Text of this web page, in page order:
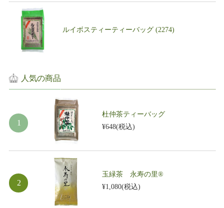
ルイボスティーティーバッグ (2274)
人気の商品
杜仲茶ティーバッグ
¥648(税込)
玉緑茶 永寿の里®
¥1,080(税込)